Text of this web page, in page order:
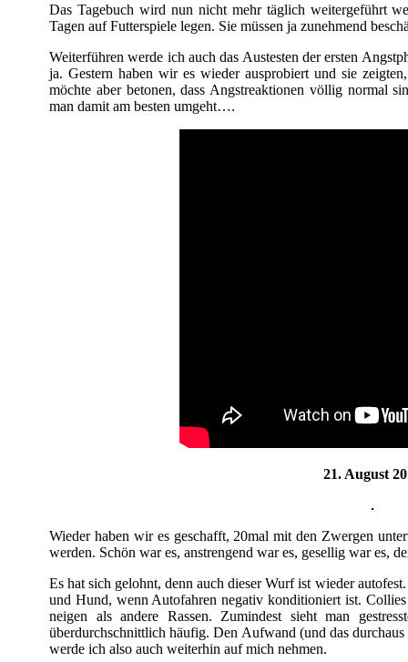
Das Tagebuch wird nun nicht mehr täglich weitergeführt
Tagen auf Futterspiele legen. Sie müssen ja zunehmend
Weiterführen werde ich auch das Austesten der ersten
ja. Gestern haben wir es wieder ausprobiert und sie
möchte aber betonen, dass Angstreaktionen völlig normal
man damit am besten umgeht….
21. August
Wieder haben wir es geschafft, 20mal mit den Zwergen
werden. Schön war es, anstrengend war es, gesellig war es,
Es hat sich gelohnt, denn auch dieser Wurf ist wieder
und Hund, wenn Autofahren negativ konditioniert ist.
neigen als andere Rassen. Zumindest sieht man
überdurchschnittlich häufig. Den Aufwand (und das
werde ich also auch weiterhin auf mich nehmen.